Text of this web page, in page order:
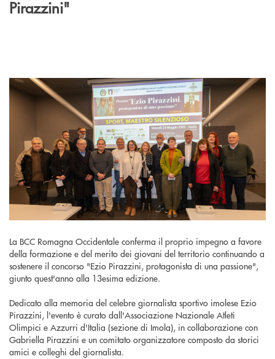
Pirazzini"
La BCC Romagna Occidentale conferma il proprio impegno a favore
della formazione e del merito dei giovani del territorio continuando a
sostenere il concorso "Ezio Pirazzini, protagonista di una passione",
giunto quest'anno alla 13esima edizione.
Dedicato alla memoria del celebre giornalista sportivo imolese Ezio
Pirazzini, l'evento è curato dall'Associazione Nazionale Atleti
Olimpici e Azzurri d'Italia (sezione di Imola), in collaborazione con
Gabriella Pirazzini e un comitato organizzatore composto da storici
amici e colleghi del giornalista.